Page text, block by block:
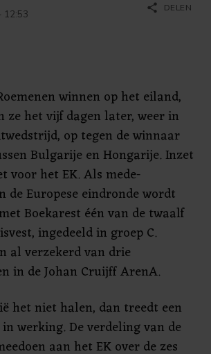
12:53
share DELEN
winnen op het eiland,
ze het vijf dagen later, weer in
op tegen de winnaar
Bulgarije en Hongarije. Inzet
voor het EK. Als mede-
de Europese eindronde wordt
Boekarest één van de twaalf
ingedeeld in groep C.
al verzekerd van drie
in de Johan Cruijff ArenA.
het niet halen, dan treedt een
werking. De verdeling van de
aan het EK over de zes